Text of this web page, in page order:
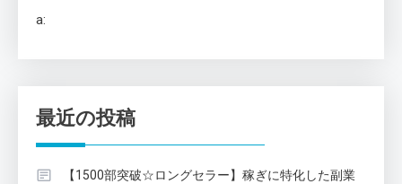
a:
最近の投稿
【1500部突破☆ロングセラー】稼ぎに特化した副業